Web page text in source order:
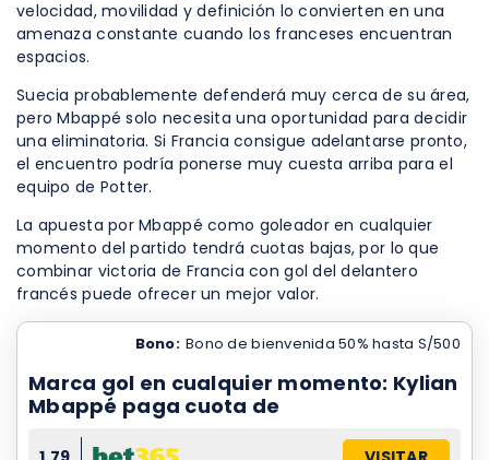
velocidad, movilidad y definición lo convierten en una
amenaza constante cuando los franceses encuentran
espacios.
Suecia probablemente defenderá muy cerca de su área,
pero Mbappé solo necesita una oportunidad para decidir
una eliminatoria. Si Francia consigue adelantarse pronto,
el encuentro podría ponerse muy cuesta arriba para el
equipo de Potter.
La apuesta por Mbappé como goleador en cualquier
momento del partido tendrá cuotas bajas, por lo que
combinar victoria de Francia con gol del delantero
francés puede ofrecer un mejor valor.
Bono: Bono de bienvenida 50% hasta S/500
Marca gol en cualquier momento: Kylian
Mbappé paga cuota de